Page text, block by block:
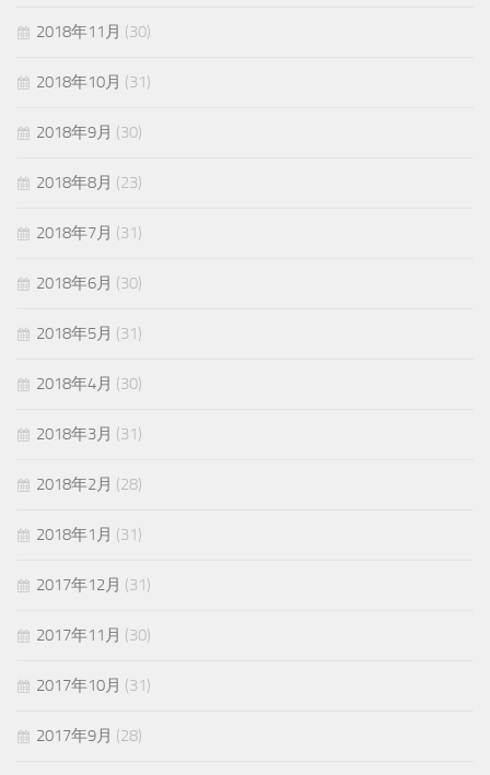
2018年11月 (30)
2018年10月 (31)
2018年9月 (30)
2018年8月 (23)
2018年7月 (31)
2018年6月 (30)
2018年5月 (31)
2018年4月 (30)
2018年3月 (31)
2018年2月 (28)
2018年1月 (31)
2017年12月 (31)
2017年11月 (30)
2017年10月 (31)
2017年9月 (28)